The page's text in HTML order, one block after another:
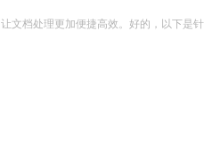
文档处理更加便捷高效。好的，以下是针